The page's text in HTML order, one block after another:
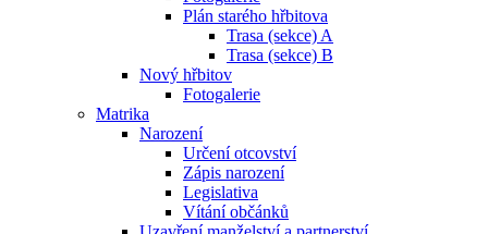
Plán starého hřbitova
Trasa (sekce) A
Trasa (sekce) B
Nový hřbitov
Fotogalerie
Matrika
Narození
Určení otcovství
Zápis narození
Legislativa
Vítání občánků